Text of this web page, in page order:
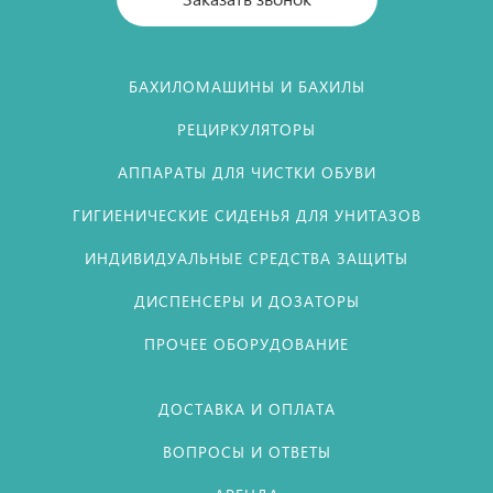
БАХИЛОМАШИНЫ И БАХИЛЫ
РЕЦИРКУЛЯТОРЫ
АППАРАТЫ ДЛЯ ЧИСТКИ ОБУВИ
ГИГИЕНИЧЕСКИЕ СИДЕНЬЯ ДЛЯ УНИТАЗОВ
ИНДИВИДУАЛЬНЫЕ СРЕДСТВА ЗАЩИТЫ
ДИСПЕНСЕРЫ И ДОЗАТОРЫ
ПРОЧЕЕ ОБОРУДОВАНИЕ
ДОСТАВКА И ОПЛАТА
ВОПРОСЫ И ОТВЕТЫ